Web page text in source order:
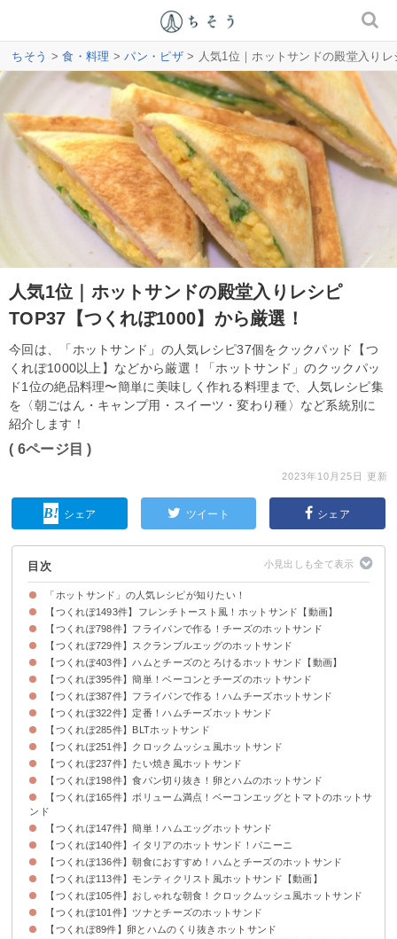
ちそう >食・料理 >パン・ピザ> 人気1位｜ホットサンドの殿堂入り
人気1位｜ホットサンドの殿堂入りレシピ
TOP37【つくれぽ1000】から厳選！
今回は、「ホットサンド」の人気レシピ37個をクックパッド【つ
くれぽ1000以上】などから厳選！「ホットサンド」のクックパッ
ド1位の絶品料理〜簡単に美味しく作れる料理まで、人気レシピ集
を〈朝ごはん・キャンプ用・スイーツ・変わり種〉など系統別に
紹介します！
( 6ページ目 )
2023年10月25日 更新
シェア ツイート シェア
目次
「ホットサンド」の人気レシピが知りたい！
【つくれぽ1493件】フレンチトースト風！ホットサンド【動画】
【つくれぽ798件】フライパンで作る！チーズのホットサンド
【つくれぽ729件】スクランブルエッグのホットサンド
【つくれぽ403件】ハムとチーズのとろけるホットサンド【動画】
【つくれぽ395件】簡単！ベーコンとチーズのホットサンド
【つくれぽ387件】フライパンで作る！ハムチーズホットサンド
【つくれぽ322件】定番！ハムチーズホットサンド
【つくれぽ285件】BLTホットサンド
【つくれぽ251件】クロックムッシュ風ホットサンド
【つくれぽ237件】たい焼き風ホットサンド
【つくれぽ198件】食パン切り抜き！卵とハムのホットサンド
【つくれぽ165件】ボリューム満点！ベーコンエッグとトマトのホットサ
ンド
【つくれぽ147件】簡単！ハムエッグホットサンド
【つくれぽ140件】イタリアのホットサンド！パニーニ
【つくれぽ136件】朝食におすすめ！ハムとチーズのホットサンド
【つくれぽ113件】モンティクリスト風ホットサンド【動画】
【つくれぽ105件】おしゃれな朝食！クロックムッシュ風ホットサンド
【つくれぽ101件】ツナとチーズのホットサンド
【つくれぽ89件】卵とハムのくり抜きホットサンド